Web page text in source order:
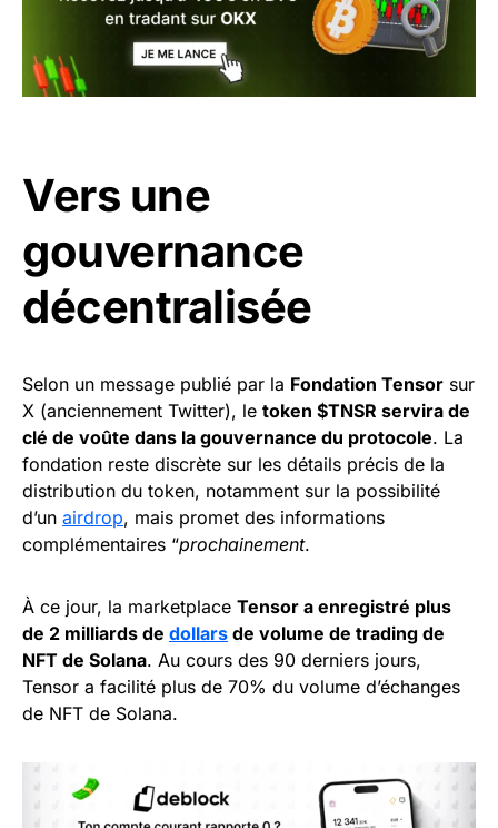
Vers une
gouvernance
décentralisée
Selon un message publié par la Fondation Tensor sur
X (anciennement Twitter), le token $TNSR servira de
clé de voûte dans la gouvernance du protocole. La
fondation reste discrète sur les détails précis de la
distribution du token, notamment sur la possibilité
d’un airdrop, mais promet des informations
complémentaires “prochainement.
À ce jour, la marketplace Tensor a enregistré plus
de 2 milliards de dollars de volume de trading de
NFT de Solana. Au cours des 90 derniers jours,
Tensor a facilité plus de 70% du volume d’échanges
de NFT de Solana.